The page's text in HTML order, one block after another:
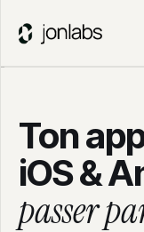
APPS & SUR-
Validation
Outils sur
IA pour
GUIDES IA
Tous les
15 signes
Prix & tarifs
Local &
Ton
iOS &
passer